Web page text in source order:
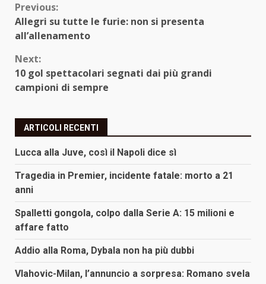
Continue
Reading
Previous:
Allegri su tutte le furie: non si presenta
all’allenamento
Next:
10 gol spettacolari segnati dai più grandi
campioni di sempre
ARTICOLI RECENTI
Lucca alla Juve, così il Napoli dice sì
Tragedia in Premier, incidente fatale: morto a 21
anni
Spalletti gongola, colpo dalla Serie A: 15 milioni e
affare fatto
Addio alla Roma, Dybala non ha più dubbi
Vlahovic-Milan, l’annuncio a sorpresa: Romano svela